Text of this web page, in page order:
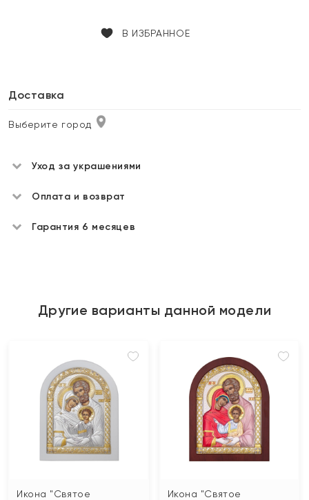
В ИЗБРАННОЕ
Доставка
Выберите город
Уход за украшениями
Оплата и возврат
Гарантия 6 месяцев
Другие варианты данной модели
Икона "Святое
Икона "Святое